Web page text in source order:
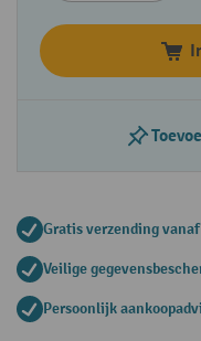
Gratis verzending
Veilige
Persoonlijk